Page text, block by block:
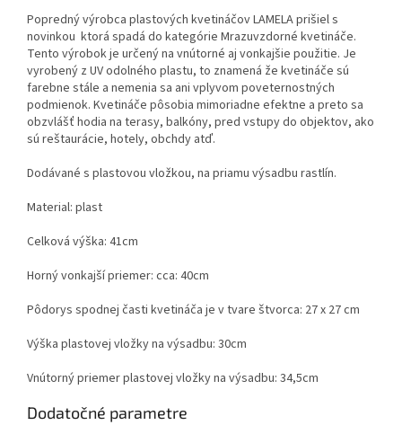
Popredný výrobca plastových kvetináčov LAMELA prišiel s
novinkou ktorá spadá do kategórie Mrazuvzdorné kvetináče.
Tento výrobok je určený na vnútorné aj vonkajšie použitie. Je
vyrobený z UV odolného plastu, to znamená že kvetináče sú
farebne stále a nemenia sa ani vplyvom poveternostných
podmienok. Kvetináče pôsobia mimoriadne efektne a preto sa
obzvlášť hodia na terasy, balkóny, pred vstupy do objektov, ako
sú reštaurácie, hotely, obchdy atď.
Dodávané s plastovou vložkou, na priamu výsadbu rastlín.
Material: plast
Celková výška: 41cm
Horný vonkajší priemer: cca: 40cm
Pôdorys spodnej časti kvetináča je v tvare štvorca: 27 x 27 cm
Výška plastovej vložky na výsadbu: 30cm
Vnútorný priemer plastovej vložky na výsadbu: 34,5cm
Dodatočné parametre